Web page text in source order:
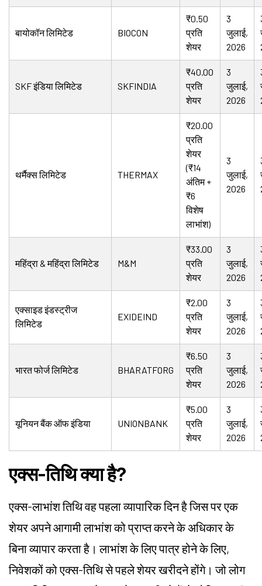
बायोकॉन लिमिटेड BIOCON
₹0.50
प्रति
शेयर
3
जुलाई,
2026
SKF इंडिया लिमिटेड SKFINDIA
₹40.00
प्रति
शेयर
3
जुलाई,
2026
थर्मैक्स लिमिटेड THERMAX
₹20.00
प्रति
शेयर
(₹14
अंतिम +
₹6
विशेष
लाभांश)
3
जुलाई,
2026
महिंद्रा & महिंद्रा लिमिटेड M&M
₹33.00
प्रति
शेयर
3
जुलाई,
2026
एक्साइड इंडस्ट्रीज
लिमिटेड
EXIDEIND
₹2.00
प्रति
शेयर
3
जुलाई,
2026
भारत फोर्ज लिमिटेड BHARATFORG
₹6.50
प्रति
शेयर
3
जुलाई,
2026
यूनियन बैंक ऑफ इंडिया UNIONBANK
₹5.00
प्रति
शेयर
3
जुलाई,
2026
एक्स-तिथि क्या है?
एक्स-लाभांश तिथि वह पहला व्यापारिक दिन है जिस पर एक
शेयर अपने आगामी लाभांश को प्राप्त करने के अधिकार के
बिना व्यापार करता है। लाभांश के लिए पात्र होने के लिए,
निवेशकों को एक्स-तिथि से पहले शेयर खरीदने होंगे। जो लोग